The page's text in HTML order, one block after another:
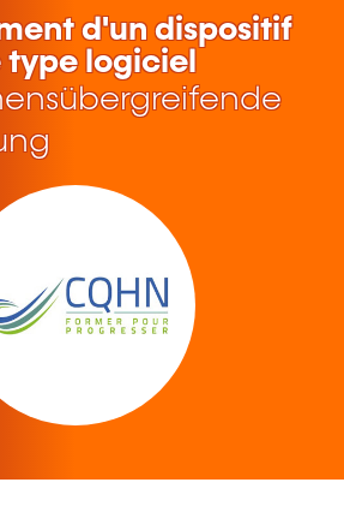
d'un dispositif
logiciel